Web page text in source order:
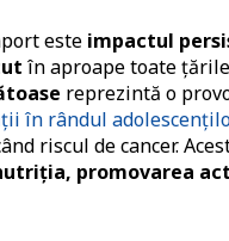
este impactul
în aproape toate
reprezintă o
în rândul
riscul de cancer.
promovarea